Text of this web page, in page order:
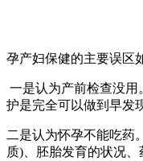
孕产妇保健的主要误区
一是认为产前检查没
护是完全可以做到早发
二是认为怀孕不能吃药
质)、胚胎发育的状况